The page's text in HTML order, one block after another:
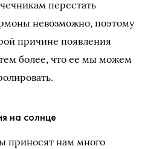
перестать
невозможно, поэтому
причине появления
более, что ее мы можем
на солнце
приносят нам много